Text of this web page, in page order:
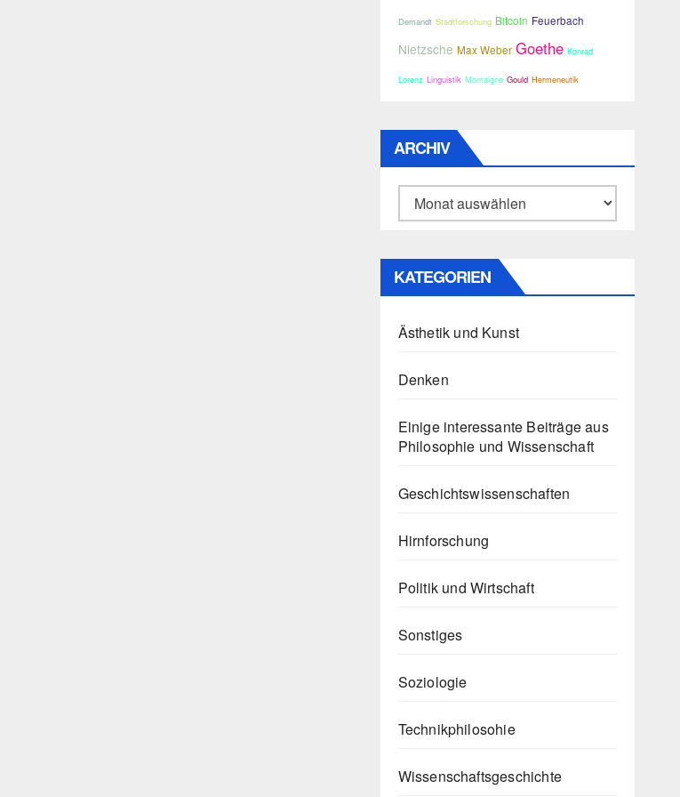
Demandt Stadtforschung Bitcoin Feuerbach
Nietzsche Max Weber Goethe Konrad
Lorenz Linguistik Montaigne Gould Hermeneutik
ARCHIV
Archiv
KATEGORIEN
Ästhetik und Kunst
Denken
Einige interessante Beiträge aus
Philosophie und Wissenschaft
Geschichtswissenschaften
Hirnforschung
Politik und Wirtschaft
Sonstiges
Soziologie
Technikphilosohie
Wissenschaftsgeschichte